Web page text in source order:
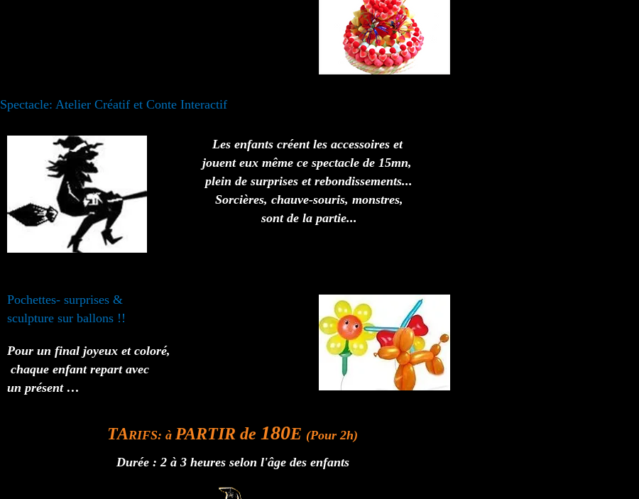
Spectacle: Atelier Créatif et Conte Interactif
Les enfants créent les accessoires et
jouent eux même ce spectacle de 15mn,
plein de surprises et rebondissements...
Sorcières, chauve-souris, monstres,
sont de la partie...
Pochettes- surprises &
sculpture sur ballons !!
Pour un final joyeux et coloré,
chaque enfant repart avec
un présent …
TARIFS: à PARTIR de 180E (Pour 2h)
Durée : 2 à 3 heures selon l'âge des enfants